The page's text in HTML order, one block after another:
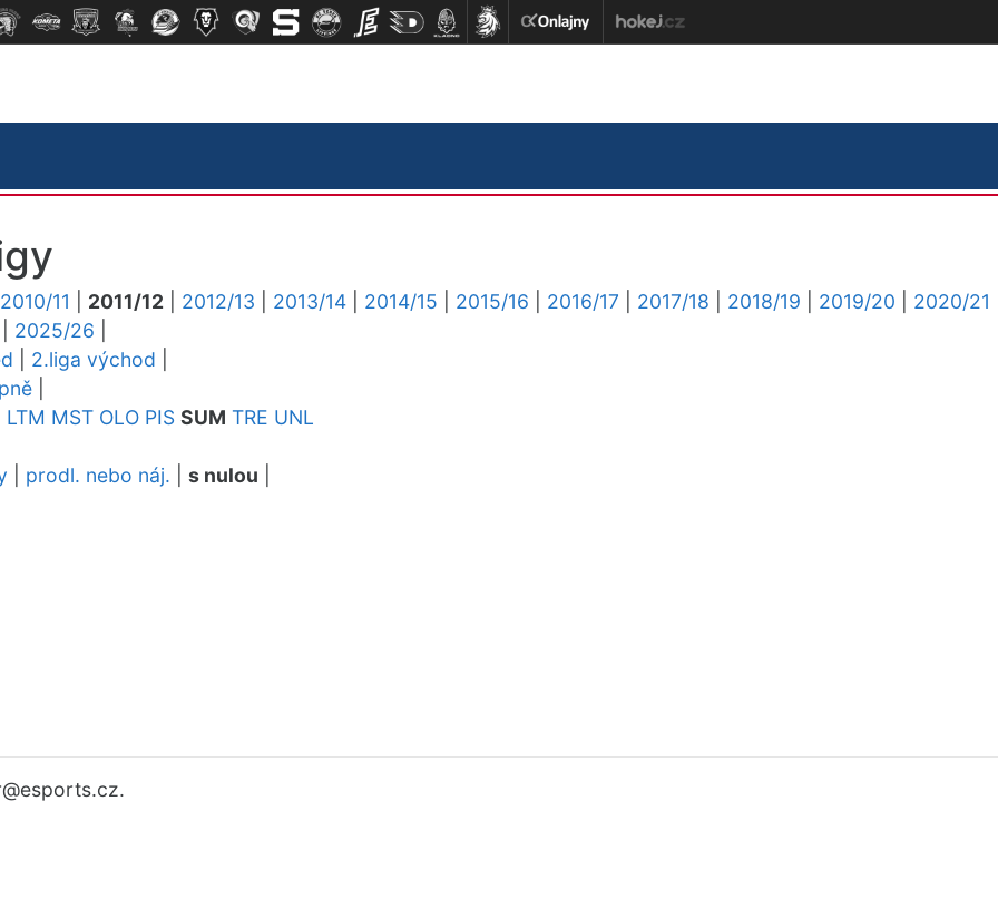
2010/11 2011/12 2012/13 2013/14 2014/15 2015/16 2016/17 2017/18 2018/19 2019/20
2020/21
2025/26
2.liga východ
LTM MST OLO PIS SUM TRE UNL
prodl. nebo náj. s nulou
@esports.cz.